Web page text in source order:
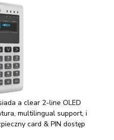
a clear 2-line OLED
multilingual support, i
card & PIN dostęp